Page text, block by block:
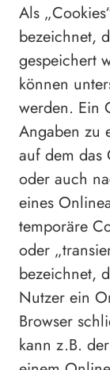
Als
bezeichnet,
gespeichert
können
werden. Ein
Angaben zu
auf dem das
oder auch
eines
temporäre
oder
bezeichnet,
Nutzer ein
Browser
kann z.B.